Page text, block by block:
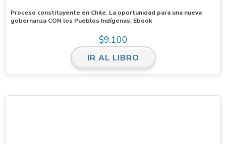
Proceso constituyente en Chile. La oportunidad para una nueva
gobernanza CON los Pueblos Indígenas. Ebook
$9,100
IR AL LIBRO